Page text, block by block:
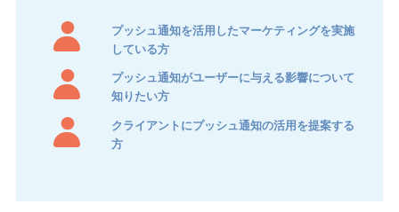
プッシュ通知を活用したマーケティングを実施
している方
プッシュ通知がユーザーに与える影響について
知りたい方
クライアントにプッシュ通知の活用を提案する
方